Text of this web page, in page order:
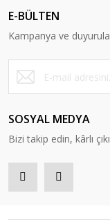
E-BÜLTEN
Kampanya ve
SOSYAL MEDYA
Bizi takip edin, kârlı